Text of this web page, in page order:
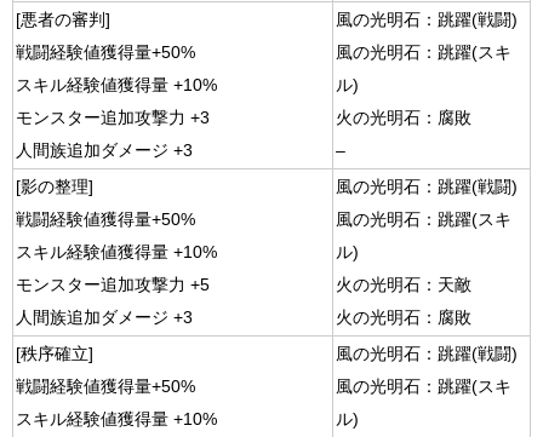
[悪者の審判]
戦闘経験値獲得量+50%
スキル経験値獲得量 +10%
モンスター追加攻撃力 +3
人間族追加ダメージ +3
風の光明石：跳躍(戦闘)
風の光明石：跳躍(スキ
ル)
火の光明石：腐敗
–
[影の整理]
戦闘経験値獲得量+50%
スキル経験値獲得量 +10%
モンスター追加攻撃力 +5
人間族追加ダメージ +3
風の光明石：跳躍(戦闘)
風の光明石：跳躍(スキ
ル)
火の光明石：天敵
火の光明石：腐敗
[秩序確立]
戦闘経験値獲得量+50%
スキル経験値獲得量 +10%
風の光明石：跳躍(戦闘)
風の光明石：跳躍(スキ
ル)